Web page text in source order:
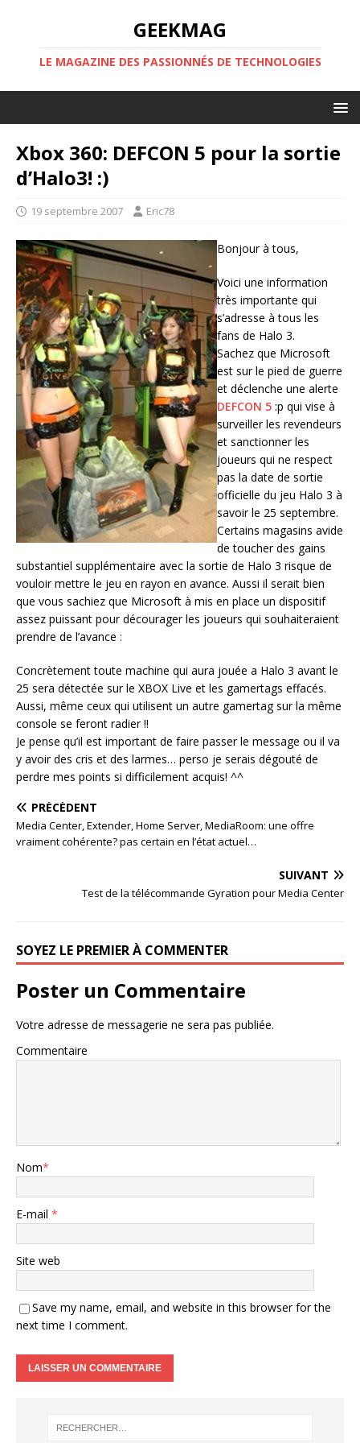
GEEKMAG
LE MAGAZINE DES PASSIONNÉS DE TECHNOLOGIES
Xbox 360: DEFCON 5 pour la sortie
d’Halo3! :)
19 septembre 2007 Eric78
Bonjour à tous,
Voici une information
très importante qui
s’adresse à tous les
fans de Halo 3.
Sachez que Microsoft
est sur le pied de guerre
et déclenche une alerte
DEFCON 5 :p qui vise à
surveiller les revendeurs
et sanctionner les
joueurs qui ne respect
pas la date de sortie
officielle du jeu Halo 3 à
savoir le 25 septembre.
Certains magasins avide
de toucher des gains
substantiel supplémentaire avec la sortie de Halo 3 risque de
vouloir mettre le jeu en rayon en avance. Aussi il serait bien
que vous sachiez que Microsoft à mis en place un dispositif
assez puissant pour décourager les joueurs qui souhaiteraient
prendre de l’avance :
Concrètement toute machine qui aura jouée a Halo 3 avant le
25 sera détectée sur le XBOX Live et les gamertags effacés.
Aussi, même ceux qui utilisent un autre gamertag sur la même
console se feront radier !!
Je pense qu’il est important de faire passer le message ou il va
y avoir des cris et des larmes… perso je serais dégouté de
perdre mes points si difficilement acquis! ^^
PRÉCÉDENT
Media Center, Extender, Home Server, MediaRoom: une offre
vraiment cohérente? pas certain en l’état actuel…
SUIVANT
Test de la télécommande Gyration pour Media Center
SOYEZ LE PREMIER À COMMENTER
Poster un Commentaire
Votre adresse de messagerie ne sera pas publiée.
Commentaire
Nom*
E-mail *
Site web
Save my name, email, and website in this browser for the
next time I comment.